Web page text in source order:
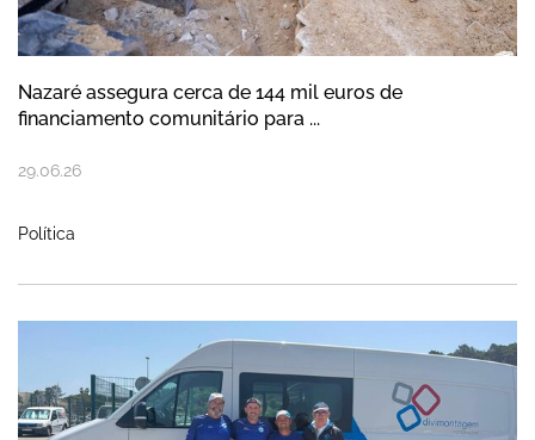
Nazaré assegura cerca de 144 mil euros de
financiamento comunitário para ...
29.06.26
Política
Clube Naval da Nazaré sagra-se